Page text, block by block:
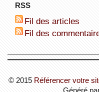
RSS
Fil des articles
Fil des
© 2015 Référencer votre
Généré